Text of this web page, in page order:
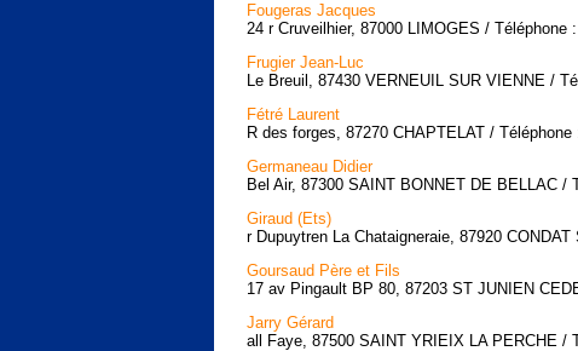
Fougeras Jacques
24 r Cruveilhier, 87000 LIMOGES / Téléphone
Frugier Jean-Luc
Le Breuil, 87430 VERNEUIL SUR VIENNE /
Fétré Laurent
R des forges, 87270 CHAPTELAT /
Germaneau Didier
Bel Air, 87300 SAINT BONNET DE BELLAC /
Giraud (Ets)
r Dupuytren La Chataigneraie, 87920
Goursaud Père et Fils
17 av Pingault BP 80, 87203 ST JUNIEN
Jarry Gérard
all Faye, 87500 SAINT YRIEIX LA PERCHE /